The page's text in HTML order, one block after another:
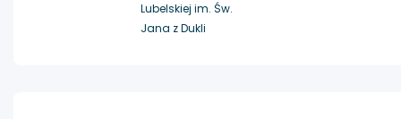
Lubelskiej im. Św.
Jana z Dukli